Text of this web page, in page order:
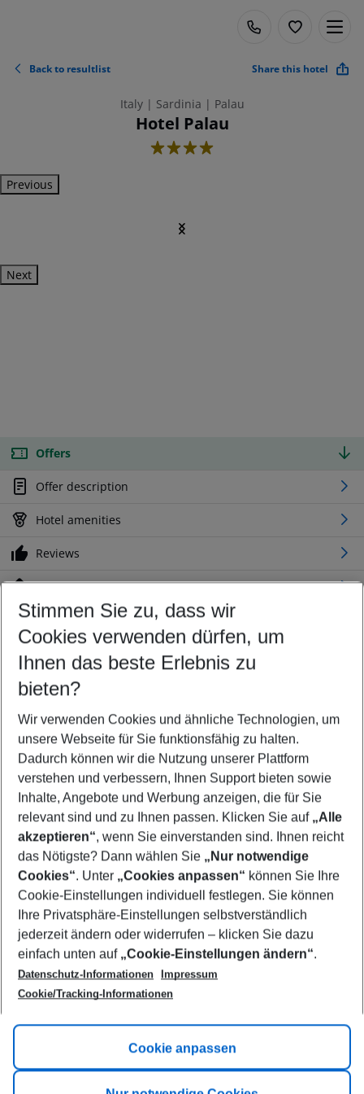
Back to resultlist Share this hotel
Italy | Sardinia | Palau
Hotel Palau
4
Previous
Next
Offers
Offer description
Hotel amenities
Reviews
Location
Customize your offer
Find the perfect deal which suits your best
Your departure airport
Any airport
Select your date range
08/08/26–06/08/27 5-8 nights
Who will travel
2 adults No children
Show more filter
Footer
Footer navigation
Title A
Link A
Stimmen Sie zu, dass wir
Cookies verwenden dürfen, um
Ihnen das beste Erlebnis zu
bieten?
Wir verwenden Cookies und ähnliche Technologien, um
unsere Webseite für Sie funktionsfähig zu halten.
Dadurch können wir die Nutzung unserer Plattform
verstehen und verbessern, Ihnen Support bieten sowie
Inhalte, Angebote und Werbung anzeigen, die für Sie
relevant sind und zu Ihnen passen. Klicken Sie auf „Alle
akzeptieren“, wenn Sie einverstanden sind. Ihnen reicht
das Nötigste? Dann wählen Sie „Nur notwendige
Cookies“. Unter „Cookies anpassen“ können Sie Ihre
Cookie-Einstellungen individuell festlegen. Sie können
Ihre Privatsphäre-Einstellungen selbstverständlich
jederzeit ändern oder widerrufen – klicken Sie dazu
einfach unten auf „Cookie-Einstellungen ändern“.
Datenschutz-Informationen
Impressum
Cookie/Tracking-Informationen
Cookie anpassen